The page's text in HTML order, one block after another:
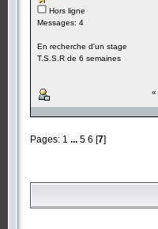
Hors ligne
Messages: 4
En recherche d'un stage
T.S.S.R de 6 semaines
«
Pages: 1 ... 5 6 [7]